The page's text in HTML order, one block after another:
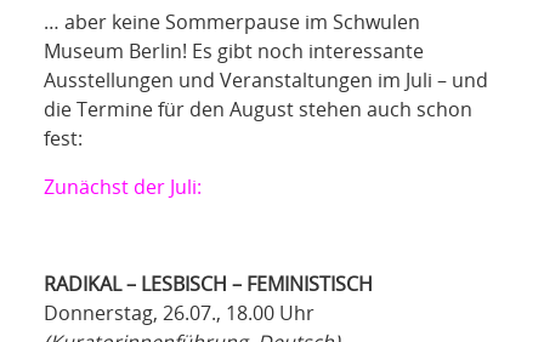
RUBRIKEN
NETZWERK
SPONSORING
KONTAKT
… aber keine Sommerpause im Schwulen
Museum Berlin! Es gibt noch interessante
Ausstellungen und Veranstaltungen im Juli – und
die Termine für den August stehen auch schon
fest:
Zunächst der Juli:
RADIKAL – LESBISCH – FEMINISTISCH
Donnerstag, 26.07., 18.00 Uhr